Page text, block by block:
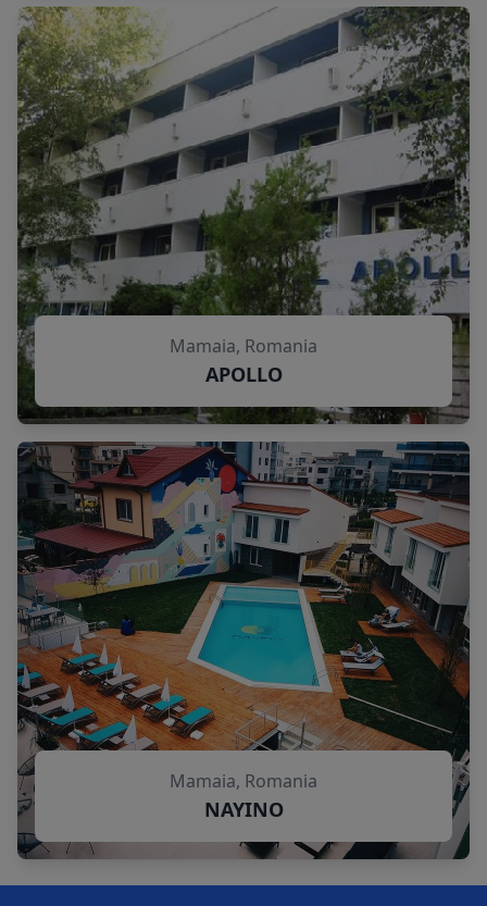
Mamaia, Romania
APOLLO
Mamaia, Romania
NAYINO